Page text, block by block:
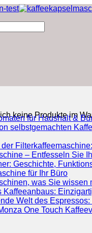
keine Produkte im
für Haushalt &
selbstgemachten
– Entfesseln Sie
Geschichte,
für Ihr Büro
was Sie wissen
Kaffeeanbaus:
Welt des
One Touch